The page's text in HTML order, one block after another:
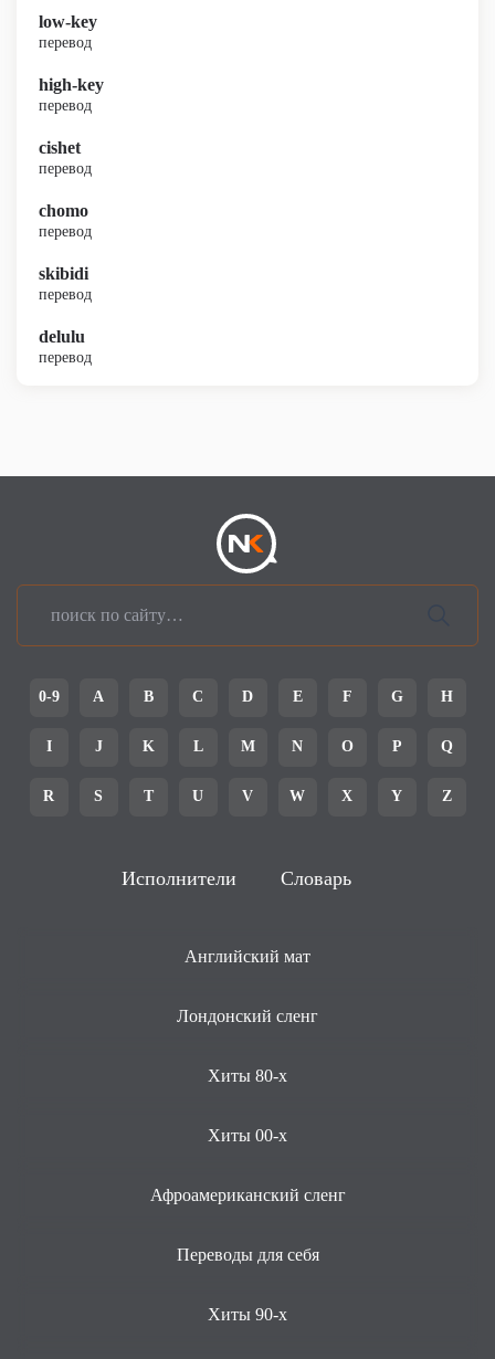
low-key
перевод
high-key
перевод
cishet
перевод
chomo
перевод
skibidi
перевод
delulu
перевод
0-9 A B C D E F G H
I J K L M N O P Q
R S T U V W X Y Z
Исполнители Словарь
Английский мат
Лондонский сленг
Хиты 80-х
Хиты 00-х
Афроамериканский сленг
Переводы для себя
Хиты 90-х